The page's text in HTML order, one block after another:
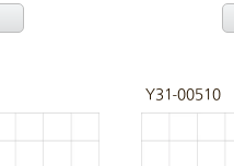
Y31-00510